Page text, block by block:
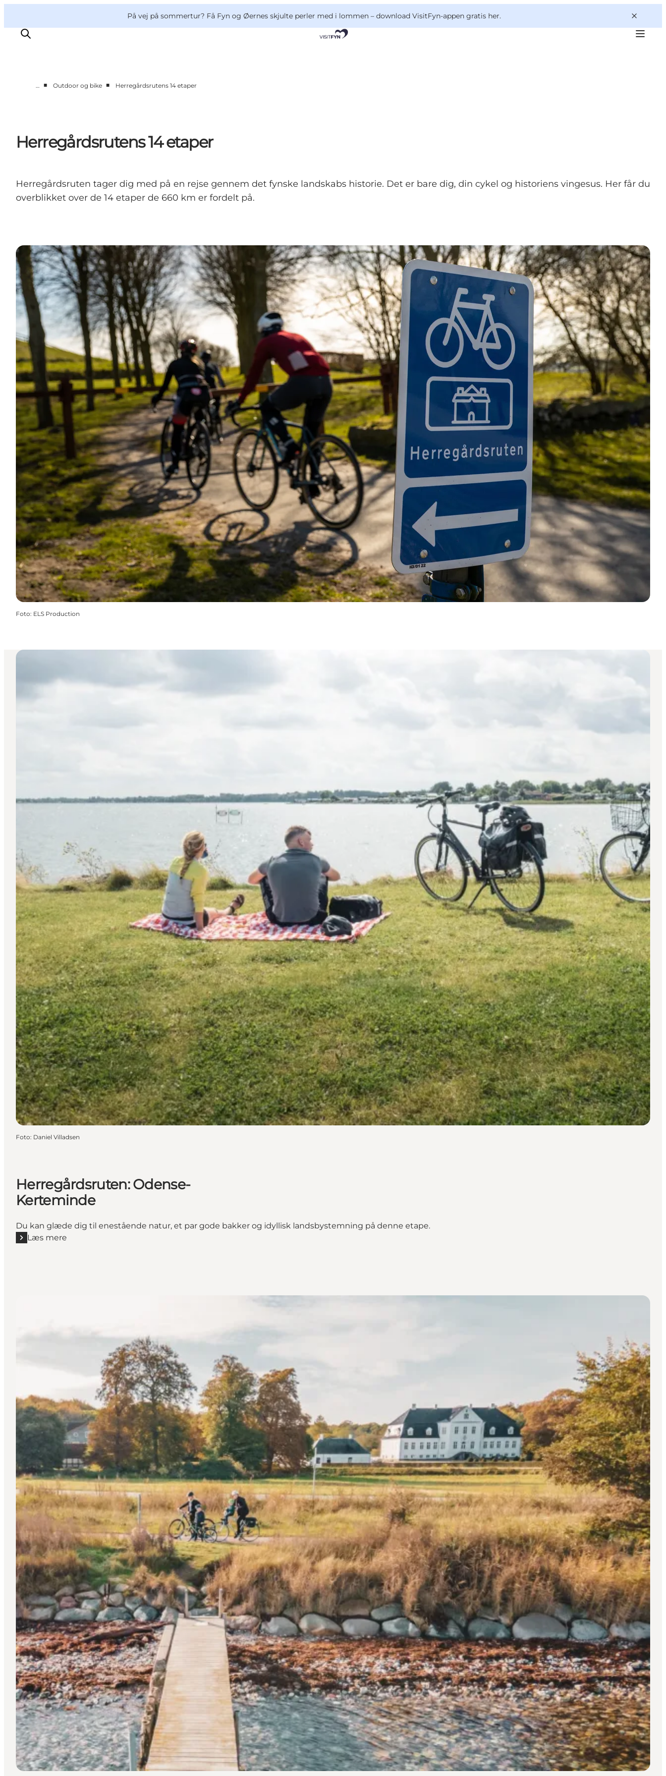
På vej på sommertur? Få Fyn og Øernes skjulte perler med i lommen – download VisitFyn-appen gratis her.
Mad og drikke
Overnatning
… ■ Outdoor og bike ■ Herregårdsrutens 14 etaper
Herregårdsrutens 14 etaper
Herregårdsruten tager dig med på en rejse gennem det fynske landskabs historie. Det er bare dig, din cykel og historiens vingesus. Her får du
overblikket over de 14 etaper de 660 km er fordelt på.
Foto: ELS Production
Foto: Daniel Villadsen
Herregårdsruten: Odense-
Kerteminde
Du kan glæde dig til enestående natur, et par gode bakker og idyllisk landsbystemning på denne etape.
Læs mere
Læs mere "Herregårdsruten: Odense-Kerteminde"